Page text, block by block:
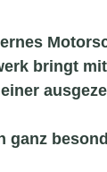
bringt
ganz